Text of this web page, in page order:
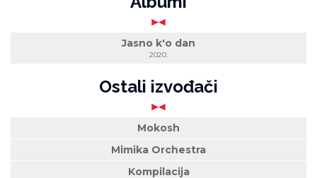
Jasno k'o dan
2020.
Ostali izvođači
Mokosh
Mimika Orchestra
Kompilacija